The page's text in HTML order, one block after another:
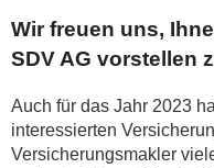
Wir freuen uns,
SDV AG vorstellen
Auch für das Jahr 2023
interessierten
Versicherungsmakler